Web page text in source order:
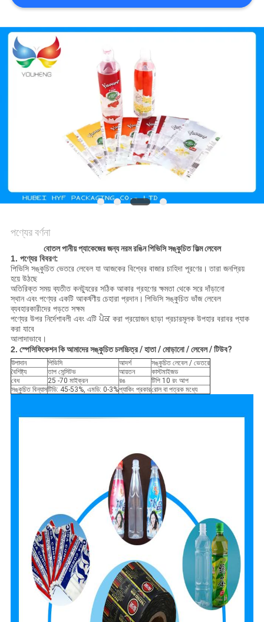
খবর
উদ্ধৃতির
জন্য
গোপনীয়তা
পণ্যের বর্ণনা
বোতল পানীয় প্যাকেজের জন্য নরম রঙিন পিভিসি সঙ্কুচিত ফিল্ম লেবেল
1. পণ্যের বিবরণ:
পিভিসি সঙ্কুচিত ভেতরে লেবেল যা আজকের বিশ্বের বাজার চাহিদা পূরণের। তারা জনপ্রিয়
হয়ে উঠছে
অতিরিক্ত সময় ব্যতীত কনট্যুরের সঠিক আকার গ্রহণের ক্ষমতা থেকে সরে দাঁড়ানো
স্থান এবং পণ্যের একটি আকর্ষণীয় চেহারা প্রদান। পিভিসি সঙ্কুচিত ভাঁজ লেবেল
ব্যবহারকারীদের পড়তে সক্ষম
পণ্যের উপর নির্দেশাবলী এবং এটি ਪੈਕ করা প্রয়োজন ছাড়া প্রচারমূলক উপহার বরাবর প্যাক
করা যাবে
আলাদাভাবে।
2. স্পেসিফিকেশন কিআমাদের সঙ্কুচিত চলচ্চিত্র / হাতা / মোড়ানো / লেবেল / টিউব?
উপাদান পিভিসি আদর্শ
সঙ্কুচিত লেবেল / ভেতরে
বৈশিষ্ট্য
তাপ সেন্সিটভ আয়তন
কাস্টমাইজড
বেধ
25 -70 মাইক্রন রঙ
টিপি 10 রং আপ
সঙ্কুচিত বিন্যাসটিডি: 45-53%, এমডি: 0-3%প্যাকিং প্রকাররোল বা পত্রক মধ্যে